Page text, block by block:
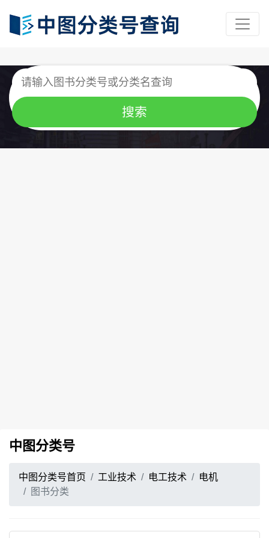
中图分类号
中图分类号首页 工业技术 电工技术
电机
图书分类